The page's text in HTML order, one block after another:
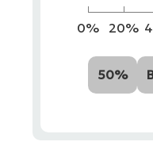
0% 20%
50%